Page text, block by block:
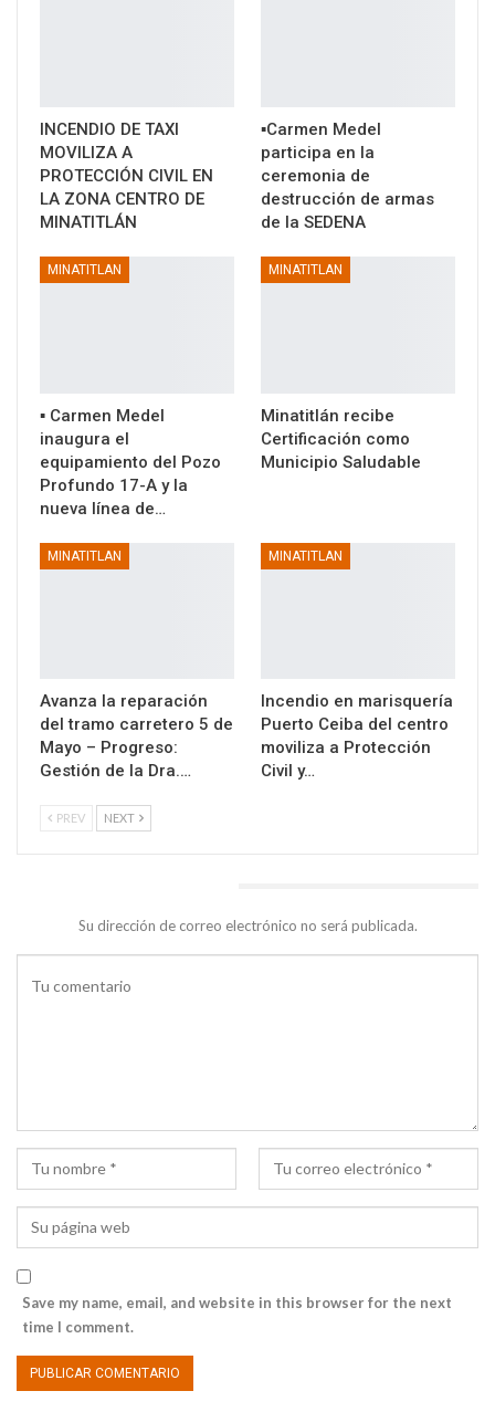
INCENDIO DE TAXI
MOVILIZA A
PROTECCIÓN CIVIL EN
LA ZONA CENTRO DE
MINATITLÁN
▪️Carmen Medel
participa en la
ceremonia de
destrucción de armas
de la SEDENA
MINATITLAN
▪️ Carmen Medel
inaugura el
equipamiento del Pozo
Profundo 17-A y la
nueva línea de…
MINATITLAN
Minatitlán recibe
Certificación como
Municipio Saludable
MINATITLAN
Avanza la reparación
del tramo carretero 5 de
Mayo – Progreso:
Gestión de la Dra.…
MINATITLAN
Incendio en marisquería
Puerto Ceiba del centro
moviliza a Protección
Civil y…
PREV NEXT
Su dirección de correo electrónico no será publicada.
Save my name, email, and website in this browser for the next
time I comment.